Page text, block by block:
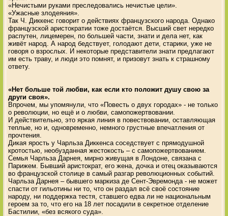
«Нечистыми руками преследовались нечистые цели».
«Ужасные злодеяния».
Так Ч. Диккенс говорит о действиях французского народа. Однако
французской аристократии тоже достаётся. Высший свет нередко
распутен, лицемерен, по большей части, знати и дела нет, как
живёт народ. А народ бедствует, голодают дети, старики, уже не
говоря о взрослых. И некоторые представители знати предлагают
им есть траву, и люди это помнят, и призовут знать к страшному
ответу.
«Нет больше той любви, как если кто положит душу свою за
други своя».
Впрочем, мы упомянули, что «Повесть о двух городах» - не только
о революции, но ещё и о любви, самопожертвовании.
И действительно, это яркая линия в повествовании, оставляющая
теплые, но и, одновременно, немного грустные впечатления от
прочтения.
Дикая ярость у Чарльза Диккенса соседствует с прямодушной
кротостью, необузданная жестокость – с самопожертвованием.
Семья Чарльза Дарнея, мирно живущая в Лондоне, связана с
Парижем. Бывший аристократ, его жена, дочка и отец оказываются
во французской столице в самый разгар революционных событий.
Чарльза Дарнея – бывшего маркиза де Сент-Эвремонда - не может
спасти от гильотины ни то, что он раздал всё своё состояние
народу, ни поддержка тестя, ставшего едва ли не национальным
героем за то, что его на 18 лет посадили в секретное отделение
Бастилии, «без всякого суда».